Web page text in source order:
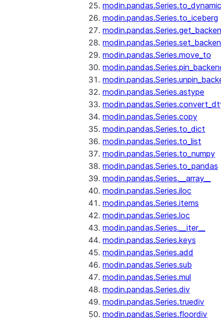
modin.pandas.Series.to_iceberg
modin.pandas.Series.move_to
modin.pandas.Series.astype
modin.pandas.Series.copy
modin.pandas.Series.to_dict
modin.pandas.Series.to_list
modin.pandas.Series.to_numpy
modin.pandas.Series.to_pandas
modin.pandas.Series.__array__
modin.pandas.Series.iloc
modin.pandas.Series.items
modin.pandas.Series.loc
modin.pandas.Series.__iter__
modin.pandas.Series.keys
modin.pandas.Series.add
modin.pandas.Series.sub
modin.pandas.Series.mul
modin.pandas.Series.div
modin.pandas.Series.truediv
modin.pandas.Series.floordiv